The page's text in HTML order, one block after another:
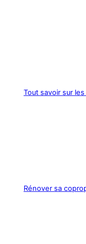
Tout savoir sur
Rénover sa